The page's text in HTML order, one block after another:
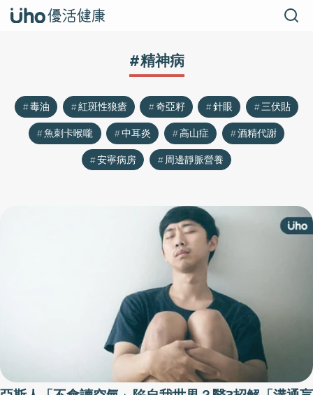
#精神病
毒油 紅斑性狼瘡 奇亞籽 針眼
三伏貼
魚刺卡喉嚨
中耳炎 高山症
酒精代謝
安寧病房
周邊靜脈營養